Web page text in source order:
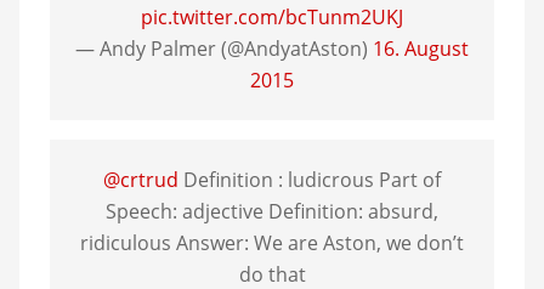
pic.twitter.com/bcTunm2UKJ
— Andy Palmer (@AndyatAston) 16. August
2015
@crtrud Definition : ludicrous Part of
Speech: adjective Definition: absurd,
ridiculous Answer: We are Aston, we don’t
do that